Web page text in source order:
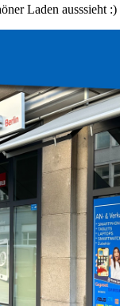
Laden ausssieht